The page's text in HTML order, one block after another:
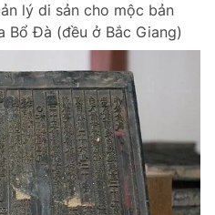
lý di sản cho mộc bản
Bổ Đà (đều ở Bắc Giang)